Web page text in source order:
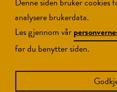
Copyright
Designed and
analysere brukerdata.
Les gjennom vår
før du benytter siden.